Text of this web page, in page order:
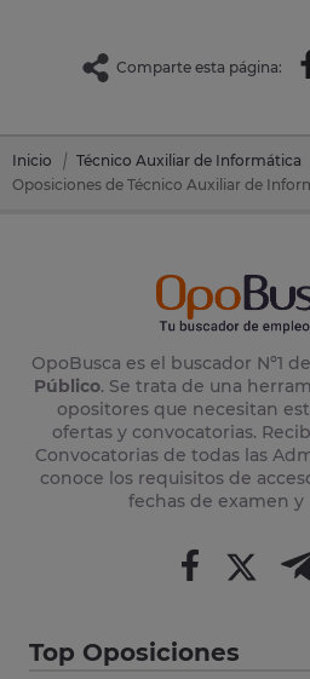
Comparte esta página:
Inicio Técnico Auxiliar de Informática
OpoBusca es el buscador Nº1 de
Público. Se trata de una
opositores que necesitan
ofertas y convocatorias.
Convocatorias de todas las
conoce los requisitos de
fechas de examen y
Top Oposiciones